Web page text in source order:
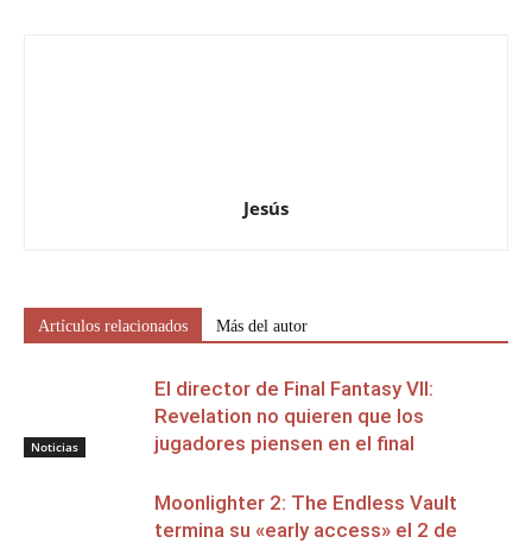
Jesús
Artículos relacionados Más del autor
Noticias
El director de Final Fantasy VII:
Revelation no quieren que los
jugadores piensen en el final
Moonlighter 2: The Endless Vault
termina su «early access» el 2 de